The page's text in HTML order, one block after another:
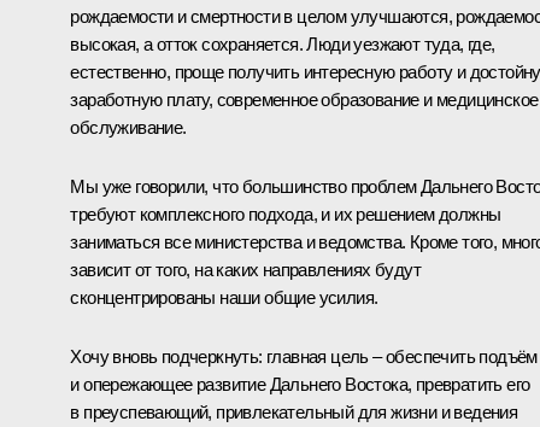
рождаемости и смертности в целом улучшаются,
высокая, а отток сохраняется. Люди уезжают туда, где,
естественно, проще получить интересную работу и
заработную плату, современное образование и медицинское
обслуживание.
Мы уже говорили, что большинство проблем Дальнего
требуют комплексного подхода, и их решением должны
заниматься все министерства и ведомства. Кроме того,
зависит от того, на каких направлениях будут
сконцентрированы наши общие усилия.
Хочу вновь подчеркнуть: главная цель – обеспечить подъём
и опережающее развитие Дальнего Востока, превратить его
в преуспевающий, привлекательный для жизни и ведения